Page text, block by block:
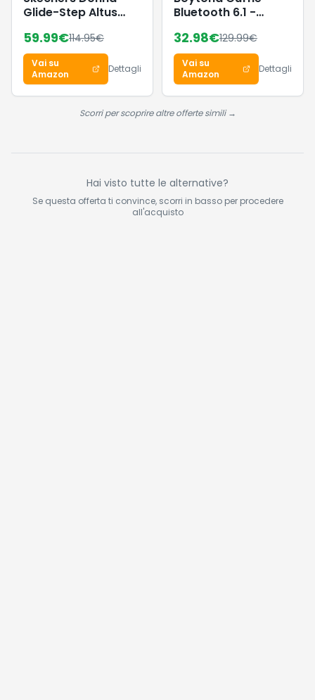
Glide-Step Altus
Dark Taupe
Synthetic/Mesh/Trim,
38.5 EU
59.99€114.95€
Vai su
Amazon
Dettagli
Bluetooth 6.1 -
Auricolari Clip
Orecchio Elegante
Auricolari ad Alte
Prestazioni per Gli
Amanti Degli Sport
All'aperto con Caso
Nero
32.98€129.99€
Vai su
Amazon
Dettagli
Scorri per scoprire altre offerte simili →
Hai visto tutte le alternative?
Se questa offerta ti convince, scorri in basso per procedere
all'acquisto